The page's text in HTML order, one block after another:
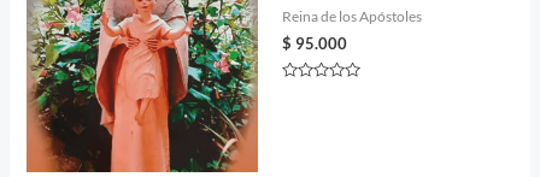
Reina de los Apóstoles
$ 95.000